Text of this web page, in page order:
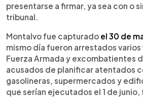
presentarse a firmar, ya sea con o
tribunal.
Montalvo fue capturado el 30 de
mismo día fueron arrestados
Fuerza Armada y excombatientes
acusados de planificar atentados
gasolineras, supermercados y
que serían ejecutados el 1 de junio,